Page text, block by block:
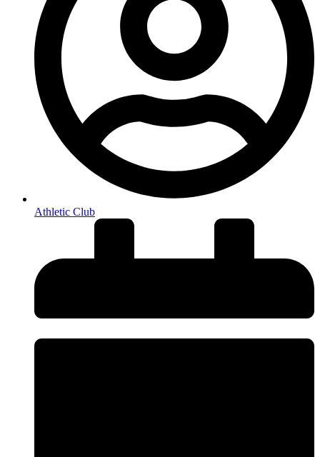
Athletic Club